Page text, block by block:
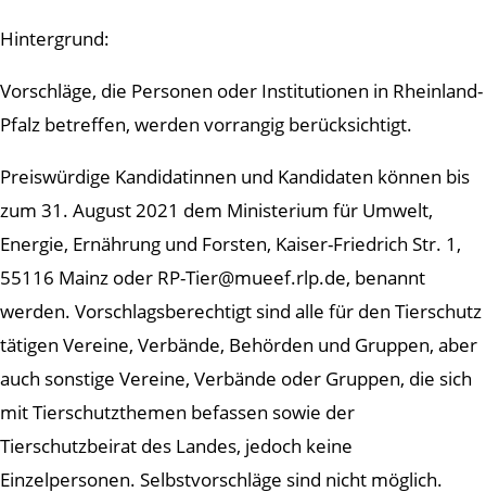
Hintergrund:
Vorschläge, die Personen oder Institutionen in Rheinland-
Pfalz betreffen, werden vorrangig berücksichtigt.
Preiswürdige Kandidatinnen und Kandidaten können bis
zum 31. August 2021 dem Ministerium für Umwelt,
Energie, Ernährung und Forsten, Kaiser-Friedrich Str. 1,
55116 Mainz oder RP-Tier@mueef.rlp.de, benannt
werden. Vorschlagsberechtigt sind alle für den Tierschutz
tätigen Vereine, Verbände, Behörden und Gruppen, aber
auch sonstige Vereine, Verbände oder Gruppen, die sich
mit Tierschutzthemen befassen sowie der
Tierschutzbeirat des Landes, jedoch keine
Einzelpersonen. Selbstvorschläge sind nicht möglich.